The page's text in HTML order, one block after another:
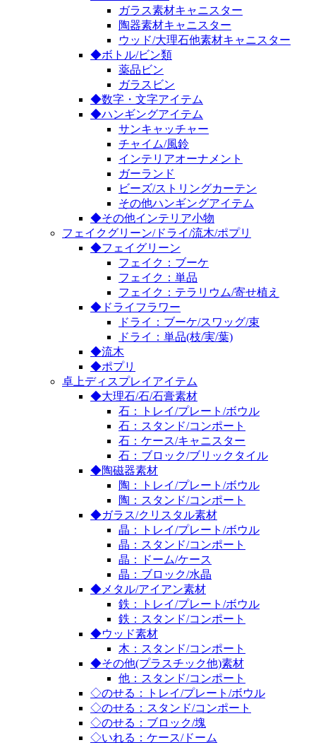
ガラス素材キャニスター
陶器素材キャニスター
ウッド/大理石他素材キャニスター
◆ボトル/ビン類
薬品ビン
ガラスビン
◆数字・文字アイテム
◆ハンギングアイテム
サンキャッチャー
チャイム/風鈴
インテリアオーナメント
ガーランド
ビーズ/ストリングカーテン
その他ハンギングアイテム
◆その他インテリア小物
フェイクグリーン/ドライ/流木/ポプリ
◆フェイグリーン
フェイク：ブーケ
フェイク：単品
フェイク：テラリウム/寄せ植え
◆ドライフラワー
ドライ：ブーケ/スワッグ/束
ドライ：単品(枝/実/葉)
◆流木
◆ポプリ
卓上ディスプレイアイテム
◆大理石/石/石膏素材
石：トレイ/プレート/ボウル
石：スタンド/コンポート
石：ケース/キャニスター
石：ブロック/ブリックタイル
◆陶磁器素材
陶：トレイ/プレート/ボウル
陶：スタンド/コンポート
◆ガラス/クリスタル素材
晶：トレイ/プレート/ボウル
晶：スタンド/コンポート
晶：ドーム/ケース
晶：ブロック/水晶
◆メタル/アイアン素材
鉄：トレイ/プレート/ボウル
鉄：スタンド/コンポート
◆ウッド素材
木：スタンド/コンポート
◆その他(プラスチック他)素材
他：スタンド/コンポート
◇のせる：トレイ/プレート/ボウル
◇のせる：スタンド/コンポート
◇のせる：ブロック/塊
◇いれる：ケース/ドーム